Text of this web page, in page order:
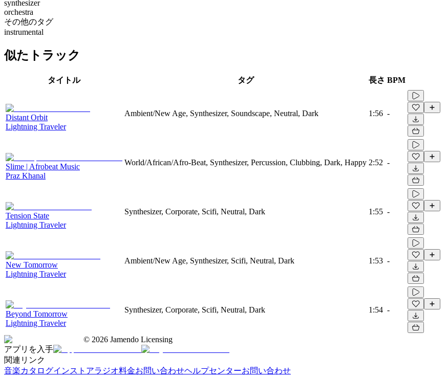
synthesizer
orchestra
その他のタグ
instrumental
似たトラック
タイトル タグ 長さ BPM
Distant Orbit
Lightning Traveler
Ambient/New Age, Synthesizer, Soundscape, Neutral, Dark 1:56 -
Slime | Afrobeat Music
Praz Khanal
World/African/Afro-Beat, Synthesizer, Percussion, Clubbing, Dark, Happy 2:52 -
Tension State
Lightning Traveler
Synthesizer, Corporate, Scifi, Neutral, Dark 1:55 -
New Tomorrow
Lightning Traveler
Ambient/New Age, Synthesizer, Scifi, Neutral, Dark 1:53 -
Beyond Tomorrow
Lightning Traveler
Synthesizer, Corporate, Scifi, Neutral, Dark 1:54 -
© 2026 Jamendo Licensing
アプリを入手
関連リンク
音楽カタログインストアラジオ料金お問い合わせヘルプセンターお問い合わせ